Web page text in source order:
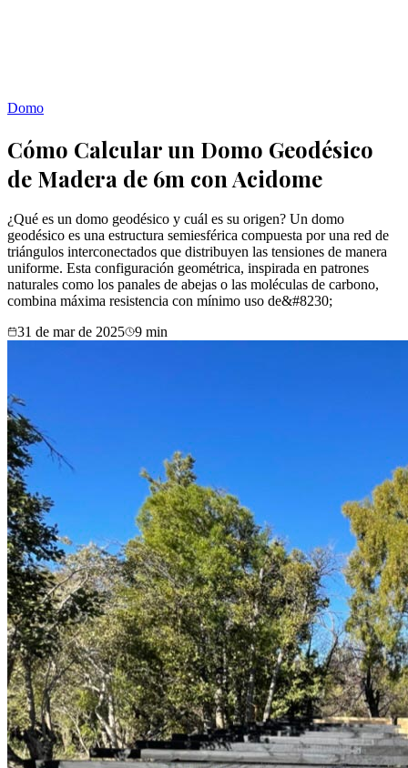
Domo
Cómo Calcular un Domo Geodésico
de Madera de 6m con Acidome
¿Qué es un domo geodésico y cuál es su origen? Un domo
geodésico es una estructura semiesférica compuesta por una red de
triángulos interconectados que distribuyen las tensiones de manera
uniforme. Esta configuración geométrica, inspirada en patrones
naturales como los panales de abejas o las moléculas de carbono,
combina máxima resistencia con mínimo uso de&#8230;
31 de mar de 2025
9 min